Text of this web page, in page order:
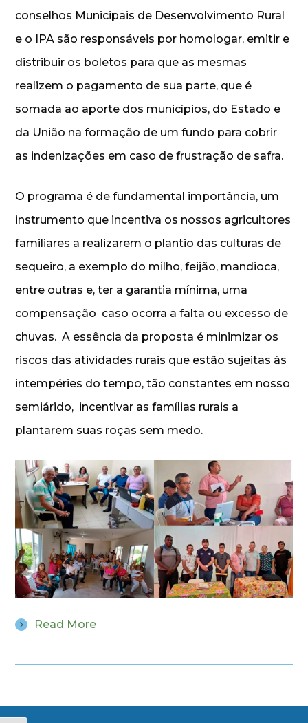
conselhos Municipais de Desenvolvimento Rural
e o IPA são responsáveis por homologar, emitir e
distribuir os boletos para que as mesmas
realizem o pagamento de sua parte, que é
somada ao aporte dos municípios, do Estado e
da União na formação de um fundo para cobrir
as indenizações em caso de frustração de safra.
O programa é de fundamental importância, um
instrumento que incentiva os nossos agricultores
familiares a realizarem o plantio das culturas de
sequeiro, a exemplo do milho, feijão, mandioca,
entre outras e, ter a garantia mínima, uma
compensação caso ocorra a falta ou excesso de
chuvas. A essência da proposta é minimizar os
riscos das atividades rurais que estão sujeitas às
intempéries do tempo, tão constantes em nosso
semiárido, incentivar as famílias rurais a
plantarem suas roças sem medo.
Read More